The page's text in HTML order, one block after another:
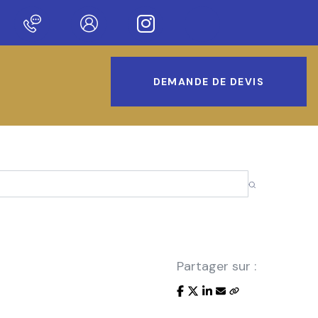
nouveau site !
DEMANDE DE DEVIS
Partager sur :